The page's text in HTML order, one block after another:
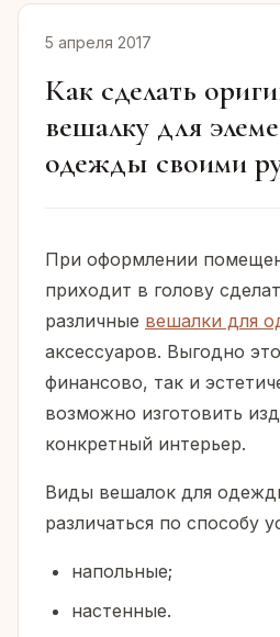
5 апреля 2017
Как сделать
вешалку для
одежды своими
При оформлении
приходит в голову
различные вешалки для
аксессуаров. Выгодно
финансово, так и
возможно изготовить
конкретный интерьер.
Виды вешалок для
различаться по способу
напольные;
настенные.